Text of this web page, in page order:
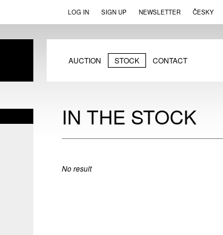
LOG IN SIGN UP NEWSLETTER ČESKY
AUCTION STOCK CONTACT
IN THE STOCK
No result